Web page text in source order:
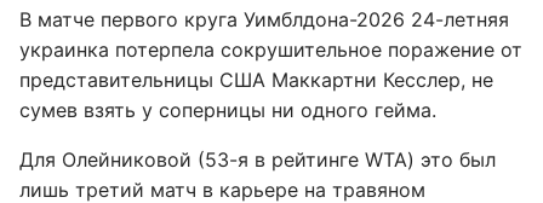
В матче первого круга Уимблдона-2026 24-летняя
украинка потерпела сокрушительное поражение от
представительницы США Маккартни Кесслер, не
сумев взять у соперницы ни одного гейма.
Для Олейниковой (53-я в рейтинге WTA) это был
лишь третий матч в карьере на травяном